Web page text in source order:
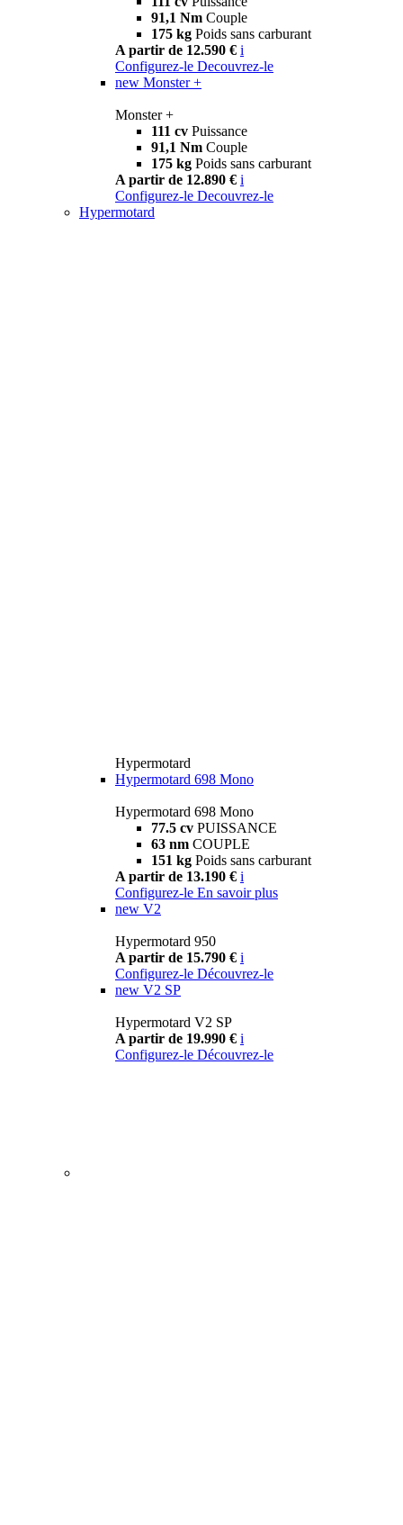
91,1 Nm Couple
175 kg Poids sans carburant
A partir de 12.590 € i
Configurez-le Decouvrez-le
new Monster +
Monster +
111 cv Puissance
91,1 Nm Couple
175 kg Poids sans carburant
A partir de 12.890 € i
Configurez-le Decouvrez-le
Hypermotard
Hypermotard
Hypermotard 698 Mono
Hypermotard 698 Mono
77.5 cv PUISSANCE
63 nm COUPLE
151 kg Poids sans carburant
A partir de 13.190 € i
Configurez-le En savoir plus
new V2
Hypermotard 950
A partir de 15.790 € i
Configurez-le Découvrez-le
new V2 SP
Hypermotard V2 SP
A partir de 19.990 € i
Configurez-le Découvrez-le